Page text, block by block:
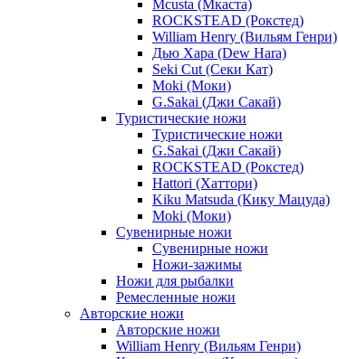
Mcusta (Мкаста)
ROCKSTEAD (Рокстед)
William Henry (Вильям Генри)
Дью Хара (Dew Hara)
Seki Cut (Секи Кат)
Moki (Моки)
G.Sakai (Джи Сакай)
Туристические ножи
Туристические ножи
G.Sakai (Джи Сакай)
ROCKSTEAD (Рокстед)
Hattori (Хаттори)
Kiku Matsuda (Кику Мацуда)
Moki (Моки)
Сувенирные ножи
Сувенирные ножи
Ножи-зажимы
Ножи для рыбалки
Ремесленные ножи
Авторские ножи
Авторские ножи
William Henry (Вильям Генри)